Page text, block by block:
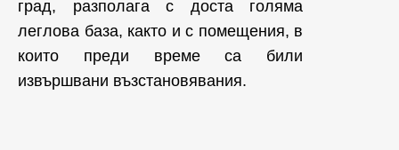
град, разполага с доста голяма
леглова база, както и с помещения, в
които преди време са били
извършвани възстановявания.